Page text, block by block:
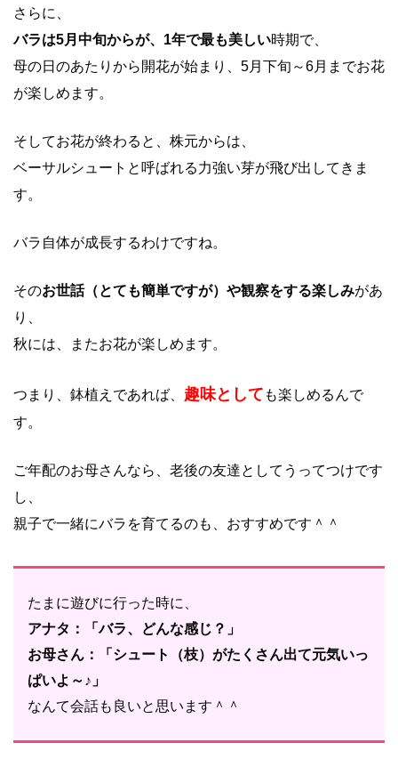
さらに、
バラは5月中旬からが、1年で最も美しい時期で、
母の日のあたりから開花が始まり、5月下旬～6月までお花
が楽しめます。
そしてお花が終わると、株元からは、
ベーサルシュートと呼ばれる力強い芽が飛び出してきま
す。
バラ自体が成長するわけですね。
そのお世話（とても簡単ですが）や観察をする楽しみがあ
り、
秋には、またお花が楽しめます。
つまり、鉢植えであれば、 趣味として も楽しめるんで
す。
ご年配のお母さんなら、老後の友達としてうってつけです
し、
親子で一緒にバラを育てるのも、おすすめです＾＾
たまに遊びに行った時に、
アナタ：「バラ、どんな感じ？」
お母さん：「シュート（枝）がたくさん出て元気いっ
ぱいよ～♪」
なんて会話も良いと思います＾＾